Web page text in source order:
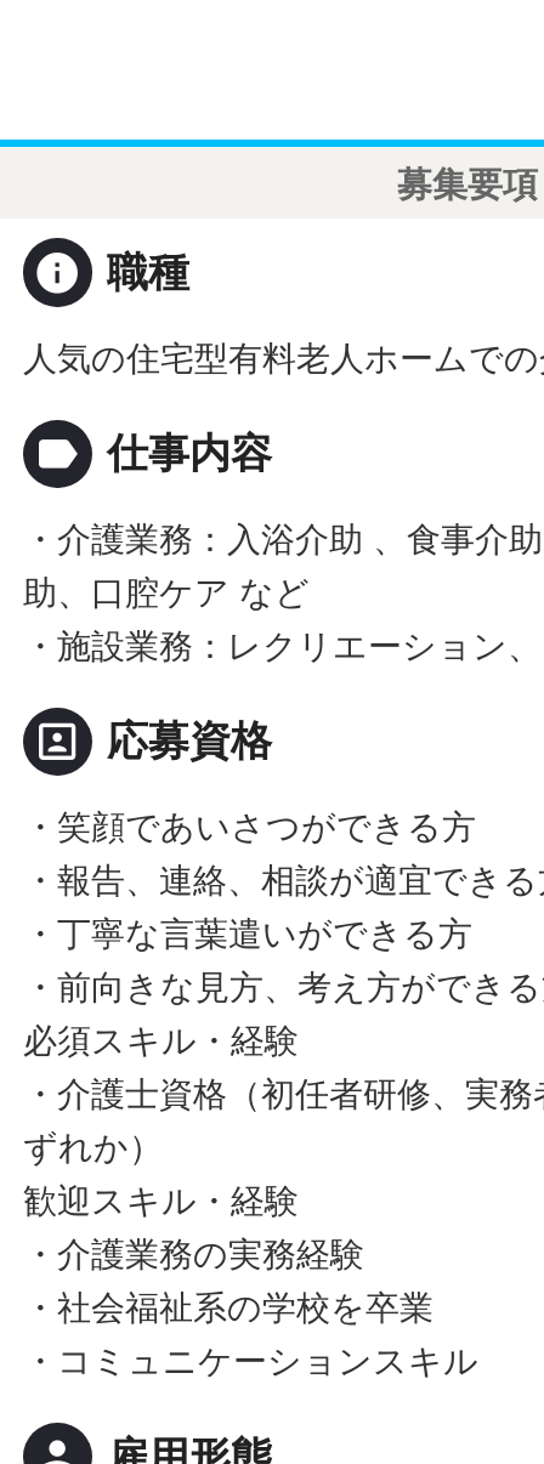
募集要項
info 職種
人気の住宅型有料老人ホームで
label 仕事内容
・介護業務：入浴介助 、食事介
助、口腔ケア など
・施設業務：レクリエーション
portrait 応募資格
・笑顔であいさつができる方
・報告、連絡、相談が適宜でき
・丁寧な言葉遣いができる方
・前向きな見方、考え方ができ
必須スキル・経験
・介護士資格（初任者研修、実
ずれか）
歓迎スキル・経験
・介護業務の実務経験
・社会福祉系の学校を卒業
・コミュニケーションスキル